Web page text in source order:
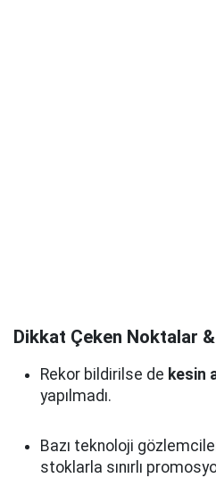
Dikkat Çeken Noktalar &
Rekor bildirilse de kesin
yapılmadı.
Bazı teknoloji
stoklarla sınırlı